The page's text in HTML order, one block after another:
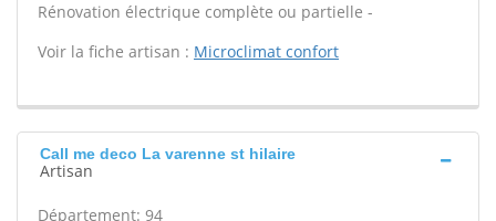
Rénovation électrique complète ou partielle -
Voir la fiche artisan : Microclimat confort
Call me deco La varenne st hilaire
Artisan
Département: 94